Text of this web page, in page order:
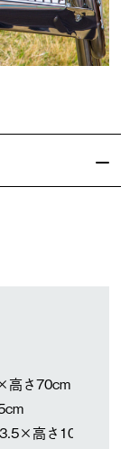
高さ70cm
高さ10cm